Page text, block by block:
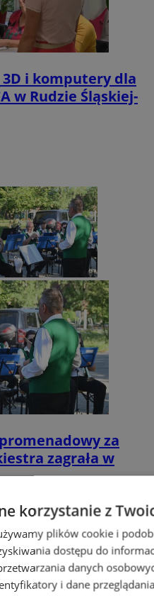
i komputery dla
w Rudzie Śląskiej-
za
zagrała w
korzystanie z
plików cookie i
dostępu do
danych
i dane